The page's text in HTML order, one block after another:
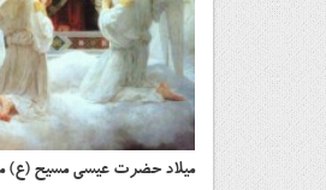
میلاد حضرت عیسی مسیح (ع)